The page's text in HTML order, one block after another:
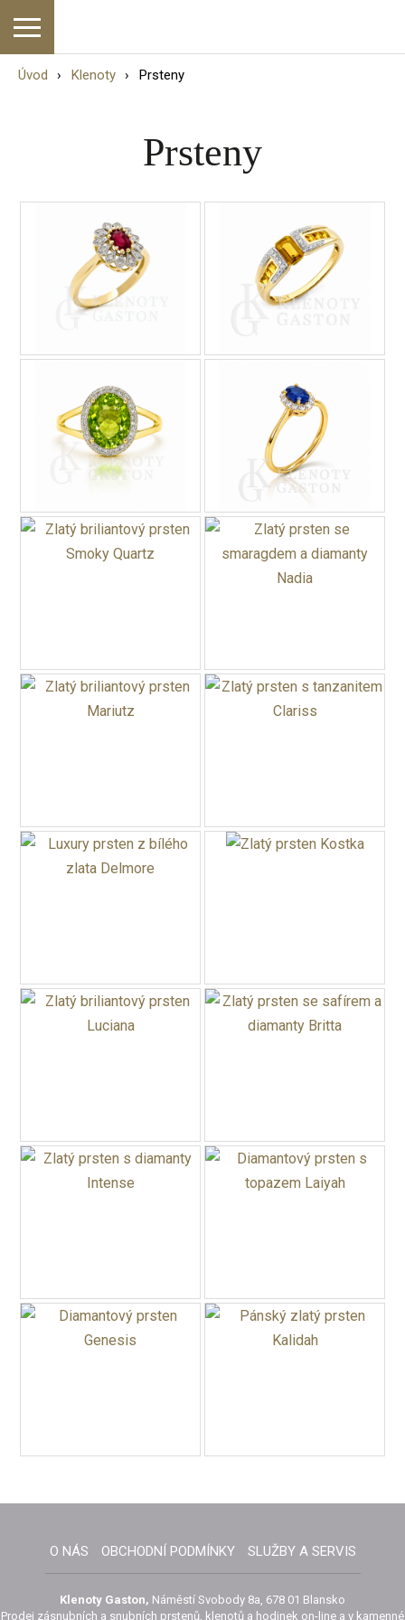
Úvod Klenoty Prsteny
Prsteny
O NÁS OBCHODNÍ PODMÍNKY SLUŽBY A SERVIS
Klenoty Gaston, Náměstí Svobody 8a, 678 01 Blansko
Prodej zásnubních a snubních prstenů, klenotů a hodinek on-line a v kamenné